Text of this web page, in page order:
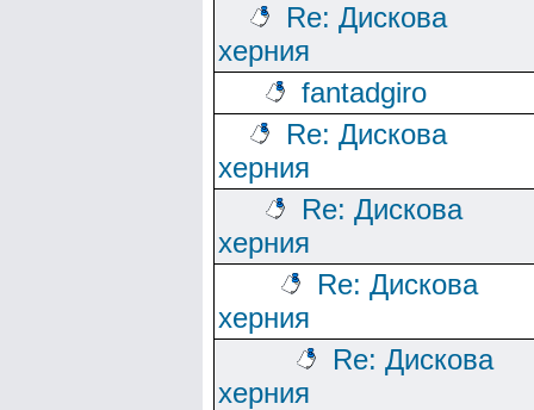
Re: Дискова
херния
fantadgiro
Re: Дискова
херния
Re: Дискова
херния
Re: Дискова
херния
Re: Дискова
херния